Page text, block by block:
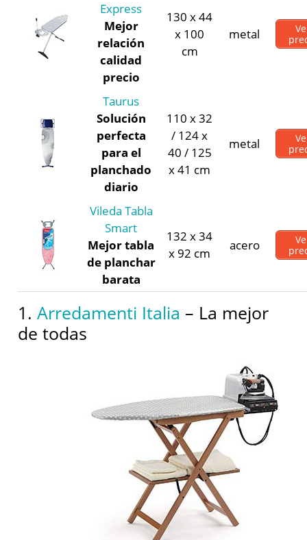
Express
Mejor
relación
calidad
precio
130 x 44
x 100
cm
metal
Taurus
Solución
perfecta
para el
planchado
diario
110 x 32
/ 124 x
40 / 125
x 41 cm
metal
Vileda Tabla
Smart
Mejor tabla
de planchar
barata
132 x 34
x 92 cm
acero
1.Arredamenti Italia – La mejor
de todas